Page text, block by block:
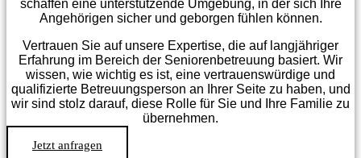
schaffen eine unterstützende Umgebung, in der sich Ihre
Angehörigen sicher und geborgen fühlen können.
Vertrauen Sie auf unsere Expertise, die auf langjähriger
Erfahrung im Bereich der Seniorenbetreuung basiert. Wir
wissen, wie wichtig es ist, eine vertrauenswürdige und
qualifizierte Betreuungsperson an Ihrer Seite zu haben, und
wir sind stolz darauf, diese Rolle für Sie und Ihre Familie zu
übernehmen.
Jetzt anfragen